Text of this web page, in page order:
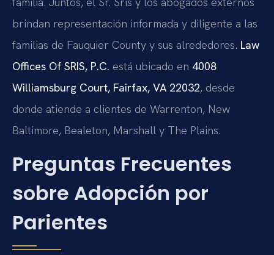
brindan representación informada y diligente a las
familias de Fauquier County y sus alrededores. Law
Offices Of SRIS, P.C. está ubicado en 4008
Williamsburg Court, Fairfax, VA 22032, desde
donde atiende a clientes de Warrenton, New
Baltimore, Bealeton, Marshall y The Plains.
Preguntas Frecuentes
sobre Adopción por
Parientes